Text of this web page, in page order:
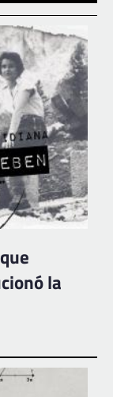
la